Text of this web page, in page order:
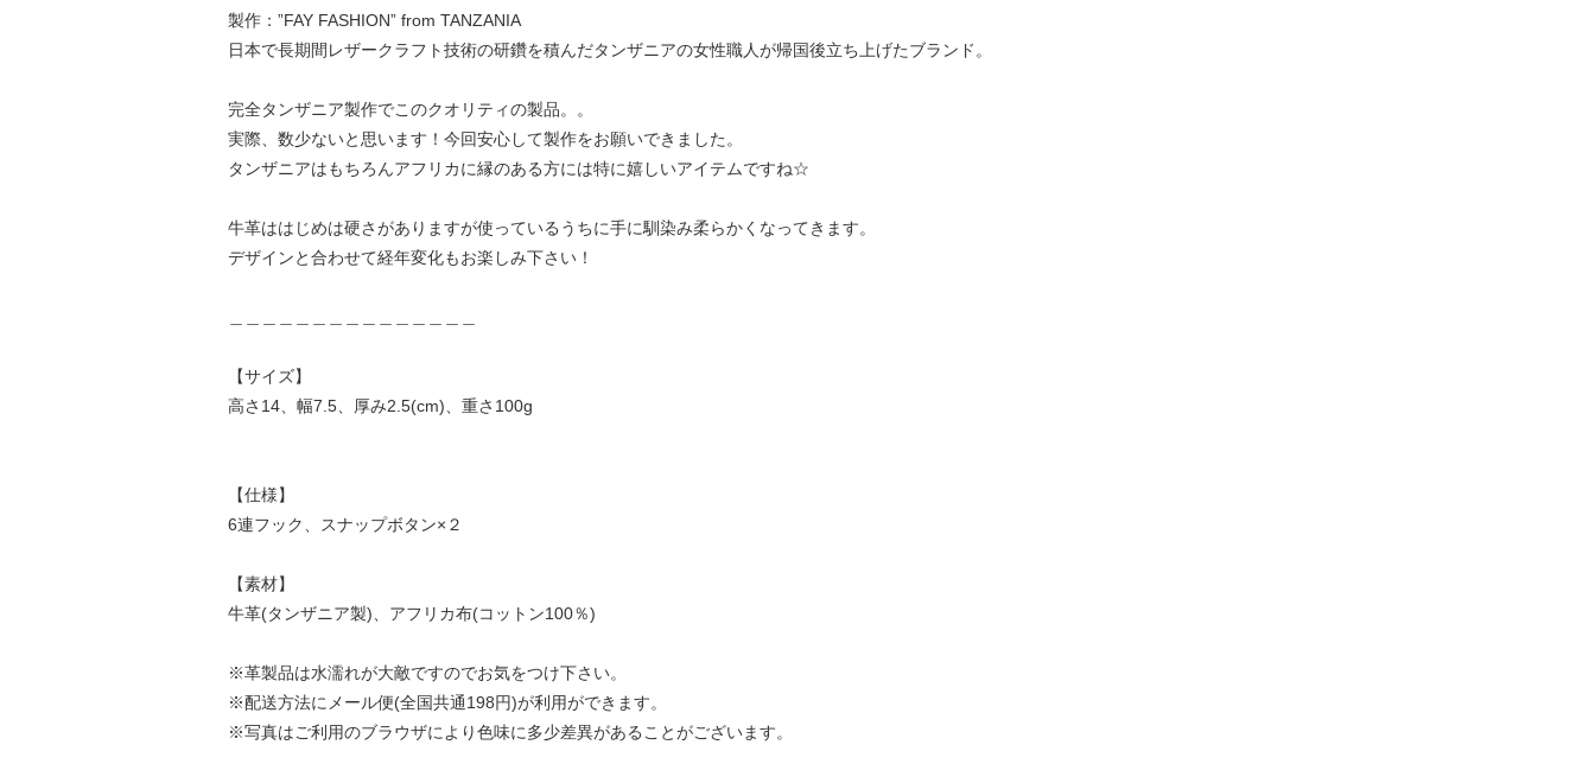
製作：”FAY FASHION” from TANZANIA
日本で長期間レザークラフト技術の研鑽を積んだタンザニアの女性職人が帰国後立ち上げたブランド。
完全タンザニア製作でこのクオリティの製品。。
実際、数少ないと思います！今回安心して製作をお願いできました。
タンザニアはもちろんアフリカに縁のある方には特に嬉しいアイテムですね☆
牛革ははじめは硬さがありますが使っているうちに手に馴染み柔らかくなってきます。
デザインと合わせて経年変化もお楽しみ下さい！
【サイズ】
高さ14、幅7.5、厚み2.5(cm)、重さ100g
【仕様】
6連フック、スナップボタン×２
【素材】
牛革(タンザニア製)、アフリカ布(コットン100％)
※革製品は水濡れが大敵ですのでお気をつけ下さい。
※配送方法にメール便(全国共通198円)が利用ができます。
※写真はご利用のブラウザにより色味に多少差異があることがございます。